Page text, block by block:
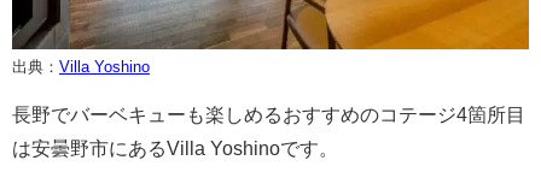
出典： Villa Yoshino
長野でバーベキューも楽しめるおすすめのコテージ4箇所目
は安曇野市にあるVilla Yoshinoです。